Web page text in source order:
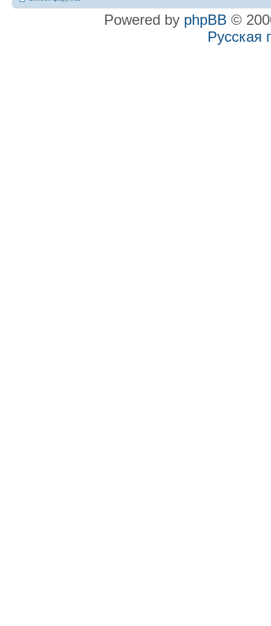
Powered by phpBB ©
Русская